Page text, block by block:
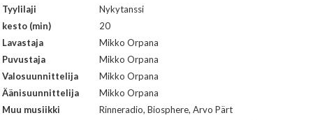
Tyylilaji
Nykytanssi
kesto (min)
20
Lavastaja
Mikko Orpana
Puvustaja
Mikko Orpana
Valosuunnittelija
Mikko Orpana
Äänisuunnittelija
Mikko Orpana
Muu musiikki
Rinneradio, Biosphere, Arvo Pärt